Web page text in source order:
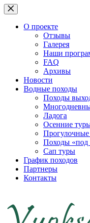
Перейти
к
сути
О проекте
Отзывы
Галерея
Наши
FAQ
Архивы
Новости
Водные походы
Походы
Ладога
Осенние
Походы «под
Сап туры
График походов
Партнеры
Контакты